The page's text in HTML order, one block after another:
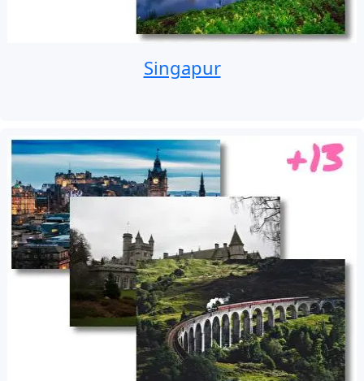
Singapur